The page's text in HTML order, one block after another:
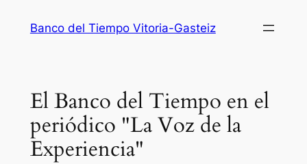
Banco del Tiempo Vitoria-Gasteiz
El Banco del Tiempo en el
periódico "La Voz de la
Experiencia"